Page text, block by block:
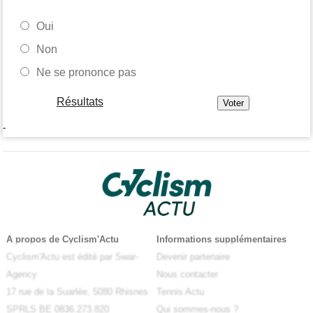
Oui
Non
Ne se prononce pas
Résultats
-
A propos de Cyclism'Actu
Cyclism'Actu est édité par Swar-
Agency
17 rue de la Suarlée, 5080 Rhisnes
SPRLS BE 0836.273.820
Informations supplémentaires
Devenir partenaire
Nous contacter
Tennis Actu
Qui sommes-nous ?